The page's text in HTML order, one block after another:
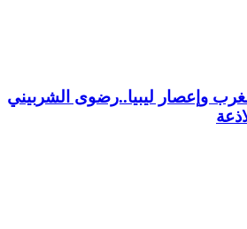
وإعصار ليبيا..رضوى الشربيني